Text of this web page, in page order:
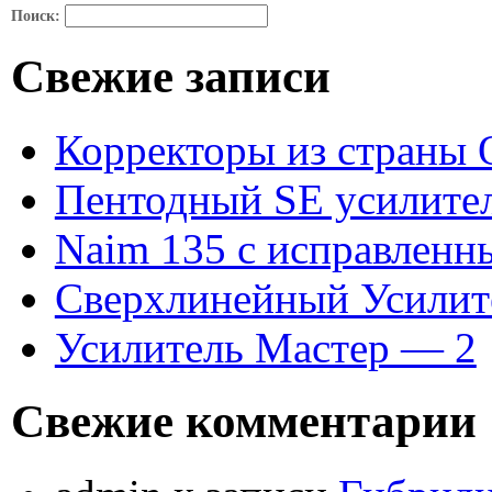
Поиск:
Свежие записи
Корректоры из страны
Пентодный SE
Naim 135 с
Сверхлинейный
Усилитель Мастер — 2
Свежие комментарии